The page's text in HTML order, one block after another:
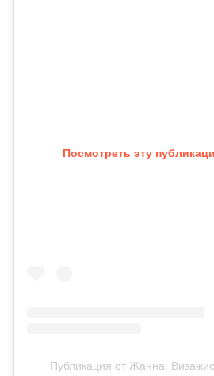
Посмотреть эту
Публикация от Жанна.